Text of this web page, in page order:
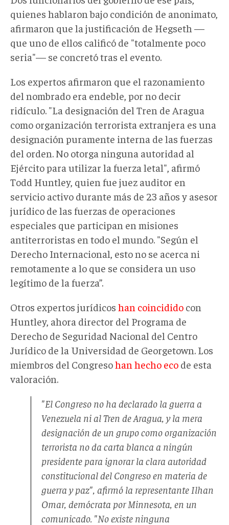
quienes hablaron bajo condición de anonimato,
afirmaron que la justificación de Hegseth —
que uno de ellos calificó de "totalmente poco
seria"— se concretó tras el evento.
Los expertos afirmaron que el razonamiento
del nombrado era endeble, por no decir
ridículo. "La designación del Tren de Aragua
como organización terrorista extranjera es una
designación puramente interna de las fuerzas
del orden. No otorga ninguna autoridad al
Ejército para utilizar la fuerza letal", afirmó
Todd Huntley, quien fue juez auditor en
servicio activo durante más de 23 años y asesor
jurídico de las fuerzas de operaciones
especiales que participan en misiones
antiterroristas en todo el mundo. "Según el
Derecho Internacional, esto no se acerca ni
remotamente a lo que se considera un uso
legítimo de la fuerza”.
Otros expertos jurídicos han coincidido con
Huntley, ahora director del Programa de
Derecho de Seguridad Nacional del Centro
Jurídico de la Universidad de Georgetown. Los
miembros del Congresohan hecho eco de esta
valoración.
"El Congreso no ha declarado la guerra a
Venezuela ni al Tren de Aragua, y la mera
designación de un grupo como organización
terrorista no da carta blanca a ningún
presidente para ignorar la clara autoridad
constitucional del Congreso en materia de
guerra y paz", afirmó la representante Ilhan
Omar, demócrata por Minnesota, en un
comunicado. "No existe ninguna